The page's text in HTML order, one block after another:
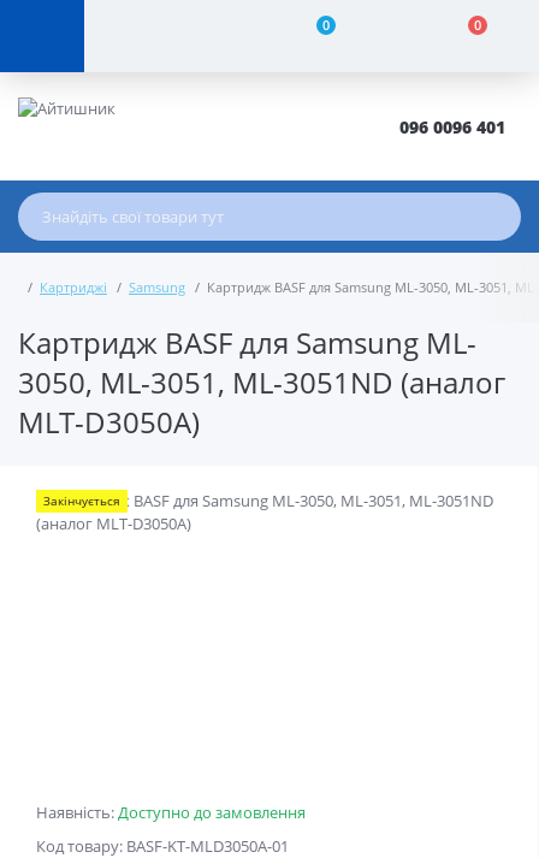
0 0
096 0096 401
Картриджі Samsung Картридж BASF для Samsung ML-3050, ML-3051,
Картридж BASF для Samsung ML-
3050, ML-3051, ML-3051ND (аналог
MLT-D3050A)
Наявність:Доступно до замовлення
Код товару: BASF-KT-MLD3050A-01
Закінчується